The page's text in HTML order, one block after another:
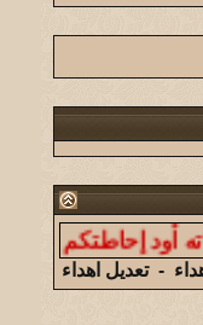
إحاطتكم أن
-تعديل اهداء